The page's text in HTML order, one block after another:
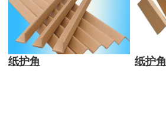
纸护角 纸护角